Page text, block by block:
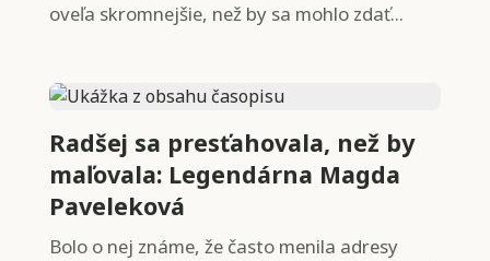
oveľa skromnejšie, než by sa mohlo zdať...
Radšej sa presťahovala, než by
maľovala: Legendárna Magda
Paveleková
Bolo o nej známe, že často menila adresy